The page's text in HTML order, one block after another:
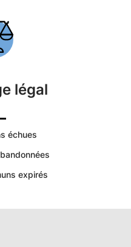
légal
échues
expirés